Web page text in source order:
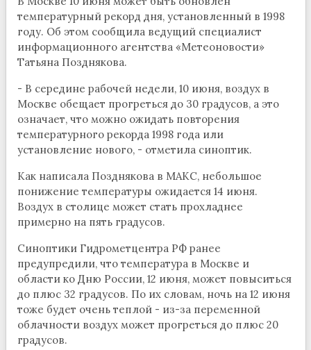
температурный рекорд дня, установленный в 1998
году. Об этом сообщила ведущий специалист
информационного агентства «Метеоновости»
Татьяна Позднякова.
- В середине рабочей недели, 10 июня, воздух в
Москве обещает прогреться до 30 градусов, а это
означает, что можно ожидать повторения
температурного рекорда 1998 года или
установление нового, - отметила синоптик.
Как написала Позднякова в МАКС, небольшое
понижение температуры ожидается 14 июня.
Воздух в столице может стать прохладнее
примерно на пять градусов.
Синоптики Гидрометцентра РФ ранее
предупредили, что температура в Москве и
области ко Дню России, 12 июня, может повыситься
до плюс 32 градусов. По их словам, ночь на 12 июня
тоже будет очень теплой - из-за переменной
облачности воздух может прогреться до плюс 20
градусов.